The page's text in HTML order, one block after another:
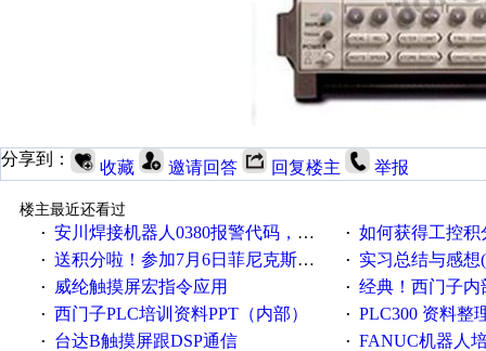
分享到： 收藏 邀请回答 回复楼主 举报
楼主最近还看过
· 安川焊接机器人0380报警代码，位置未确认，怎么解决？ · 如何获得工控积
· 送积分啦！参加7月6日菲尼克斯在线研讨会即得 · 实习总结与感想(个人感想，来
· 威纶触摸屏宏指令应用 · 经典！西门子内
· 西门子PLC培训资料PPT（内部） · PLC300 资料整
· 台达B触摸屏跟DSP通信 · FANUC机器人